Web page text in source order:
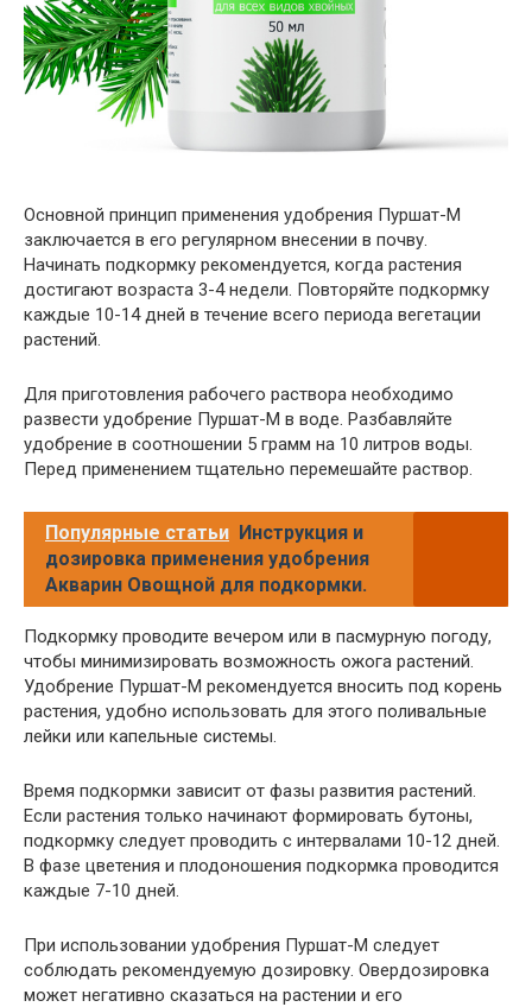
Основной принцип применения удобрения Пуршат-М
заключается в его регулярном внесении в почву.
Начинать подкормку рекомендуется, когда растения
достигают возраста 3-4 недели. Повторяйте подкормку
каждые 10-14 дней в течение всего периода вегетации
растений.
Для приготовления рабочего раствора необходимо
развести удобрение Пуршат-М в воде. Разбавляйте
удобрение в соотношении 5 грамм на 10 литров воды.
Перед применением тщательно перемешайте раствор.
Популярные статьи Инструкция и
дозировка применения удобрения
Акварин Овощной для подкормки.
Подкормку проводите вечером или в пасмурную погоду,
чтобы минимизировать возможность ожога растений.
Удобрение Пуршат-М рекомендуется вносить под корень
растения, удобно использовать для этого поливальные
лейки или капельные системы.
Время подкормки зависит от фазы развития растений.
Если растения только начинают формировать бутоны,
подкормку следует проводить с интервалами 10-12 дней.
В фазе цветения и плодоношения подкормка проводится
каждые 7-10 дней.
При использовании удобрения Пуршат-М следует
соблюдать рекомендуемую дозировку. Овердозировка
может негативно сказаться на растении и его